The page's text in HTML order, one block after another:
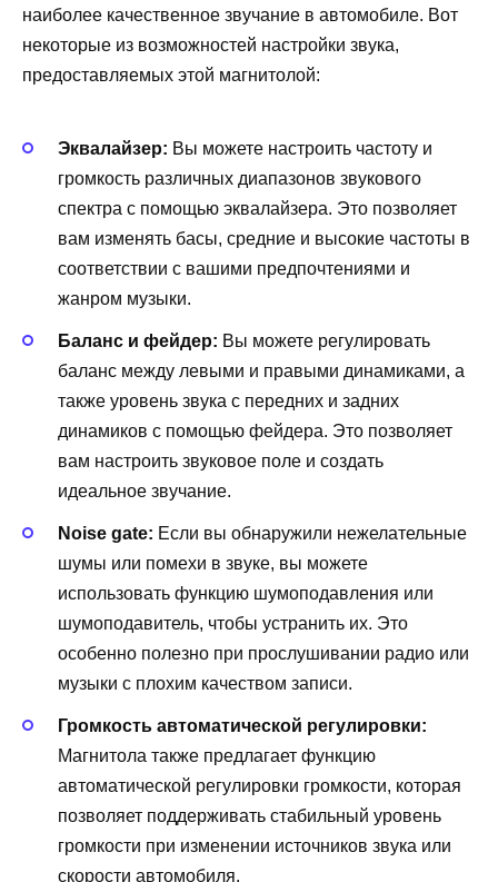
наиболее качественное звучание в автомобиле. Вот
некоторые из возможностей настройки звука,
предоставляемых этой магнитолой:
Эквалайзер: Вы можете настроить частоту и
громкость различных диапазонов звукового
спектра с помощью эквалайзера. Это позволяет
вам изменять басы, средние и высокие частоты в
соответствии с вашими предпочтениями и
жанром музыки.
Баланс и фейдер: Вы можете регулировать
баланс между левыми и правыми динамиками, а
также уровень звука с передних и задних
динамиков с помощью фейдера. Это позволяет
вам настроить звуковое поле и создать
идеальное звучание.
Noise gate: Если вы обнаружили нежелательные
шумы или помехи в звуке, вы можете
использовать функцию шумоподавления или
шумоподавитель, чтобы устранить их. Это
особенно полезно при прослушивании радио или
музыки с плохим качеством записи.
Громкость автоматической регулировки:
Магнитола также предлагает функцию
автоматической регулировки громкости, которая
позволяет поддерживать стабильный уровень
громкости при изменении источников звука или
скорости автомобиля.